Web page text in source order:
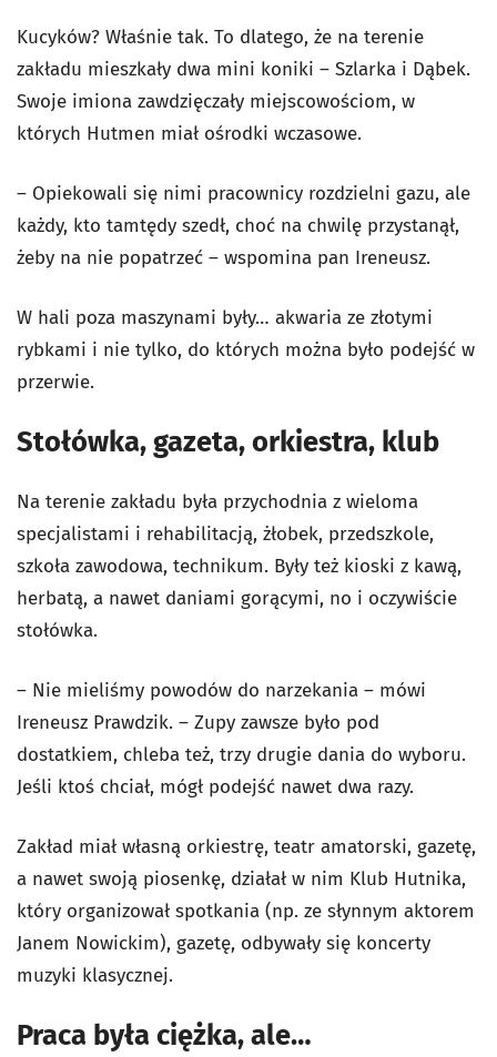
Kucyków? Właśnie tak. To dlatego, że na terenie
zakładu mieszkały dwa mini koniki – Szlarka i Dąbek.
Swoje imiona zawdzięczały miejscowościom, w
których Hutmen miał ośrodki wczasowe.
– Opiekowali się nimi pracownicy rozdzielni gazu, ale
każdy, kto tamtędy szedł, choć na chwilę przystanął,
żeby na nie popatrzeć – wspomina pan Ireneusz.
W hali poza maszynami były… akwaria ze złotymi
rybkami i nie tylko, do których można było podejść w
przerwie.
Stołówka, gazeta, orkiestra, klub
Na terenie zakładu była przychodnia z wieloma
specjalistami i rehabilitacją, żłobek, przedszkole,
szkoła zawodowa, technikum. Były też kioski z kawą,
herbatą, a nawet daniami gorącymi, no i oczywiście
stołówka.
– Nie mieliśmy powodów do narzekania – mówi
Ireneusz Prawdzik. – Zupy zawsze było pod
dostatkiem, chleba też, trzy drugie dania do wyboru.
Jeśli ktoś chciał, mógł podejść nawet dwa razy.
Zakład miał własną orkiestrę, teatr amatorski, gazetę,
a nawet swoją piosenkę, działał w nim Klub Hutnika,
który organizował spotkania (np. ze słynnym aktorem
Janem Nowickim), gazetę, odbywały się koncerty
muzyki klasycznej.
Praca była ciężka, ale…